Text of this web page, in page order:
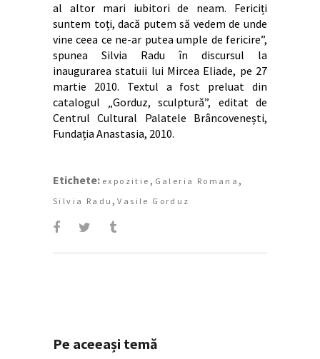
al altor mari iubitori de neam. Fericiți
suntem toți, dacă putem să vedem de unde
vine ceea ce ne-ar putea umple de fericire”,
spunea Silvia Radu în discursul la
inaugurarea statuii lui Mircea Eliade, pe 27
martie 2010. Textul a fost preluat din
catalogul „Gorduz, sculptură”, editat de
Centrul Cultural Palatele Brâncovenești,
Fundația Anastasia, 2010.
Etichete: expozitie , Galeria Romana,
Silvia Radu,Vasile Gorduz
Pe aceeași temă